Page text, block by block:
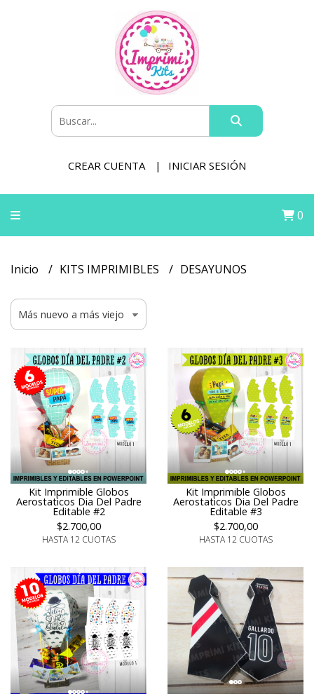
CREAR CUENTA INICIAR SESIÓN
0
Inicio KITS IMPRIMIBLES DESAYUNOS
Kit Imprimible Globos
Aerostaticos Dia Del Padre
Editable #2
$2.700,00
HASTA 12 CUOTAS
Kit Imprimible Globos
Aerostaticos Dia Del Padre
Editable #3
$2.700,00
HASTA 12 CUOTAS